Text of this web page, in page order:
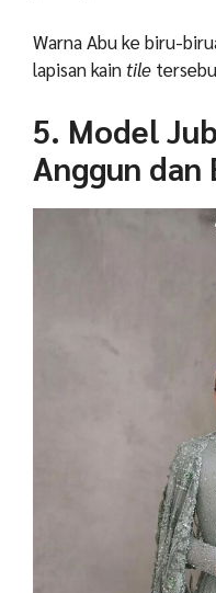
Warna Abu ke biru-
lapisan kaintile
5. Model
Anggun dan